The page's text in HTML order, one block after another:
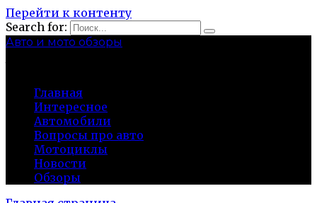
Перейти к контенту
Search for:
Авто и мото обзоры
Главная
Интересное
Автомобили
Вопросы про авто
Мотоциклы
Новости
Обзоры